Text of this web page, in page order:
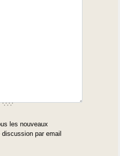
les nouveaux
par email